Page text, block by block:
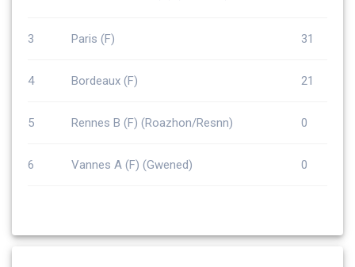
3 Paris (F) 31
4 Bordeaux (F) 21
5 Rennes B (F) (Roazhon/Resnn) 0
6 Vannes A (F) (Gwened) 0